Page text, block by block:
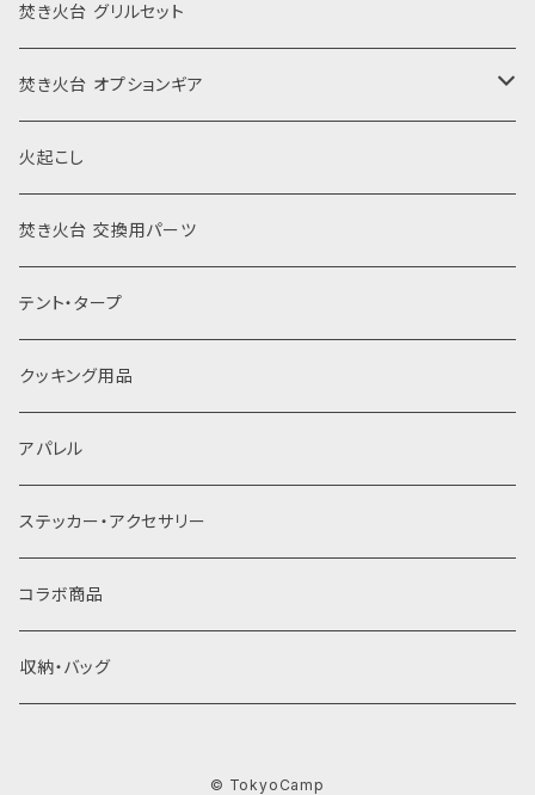
焚き火台 グリルセット
焚き火台 オプションギア
風防
薪割り
焼き網
灰受け
火起こし
焚き火台 交換用パーツ
テント・タープ
クッキング用品
アパレル
ステッカー・アクセサリー
コラボ商品
収納・バッグ
© TokyoCamp